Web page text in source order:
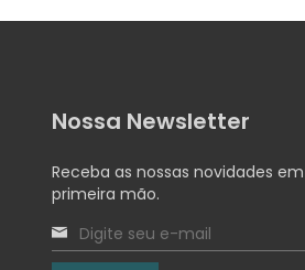
Nossa Newsletter
Receba as nossas novidades em
primeira mão.